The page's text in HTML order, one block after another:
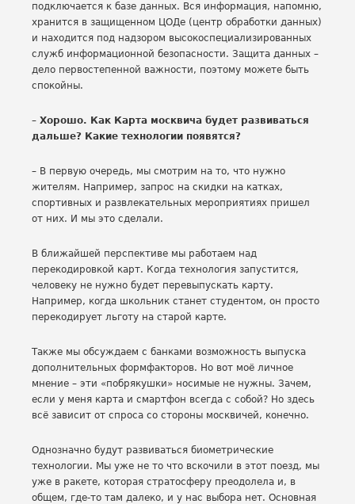
подключается к базе данных. Вся информация, напомню,
хранится в защищенном ЦОДе (центр обработки данных)
и находится под надзором высокоспециализированных
служб информационной безопасности. Защита данных –
дело первостепенной важности, поэтому можете быть
спокойны.
– Хорошо. Как Карта москвича будет развиваться
дальше? Какие технологии появятся?
– В первую очередь, мы смотрим на то, что нужно
жителям. Например, запрос на скидки на катках,
спортивных и развлекательных мероприятиях пришел
от них. И мы это сделали.
В ближайшей перспективе мы работаем над
перекодировкой карт. Когда технология запустится,
человеку не нужно будет перевыпускать карту.
Например, когда школьник станет студентом, он просто
перекодирует льготу на старой карте.
Также мы обсуждаем с банками возможность выпуска
дополнительных формфакторов. Но вот моё личное
мнение – эти «побрякушки» носимые не нужны. Зачем,
если у меня карта и смартфон всегда с собой? Но здесь
всё зависит от спроса со стороны москвичей, конечно.
Однозначно будут развиваться биометрические
технологии. Мы уже не то что вскочили в этот поезд, мы
уже в ракете, которая стратосферу преодолела и, в
общем, где-то там далеко, и у нас выбора нет. Основная